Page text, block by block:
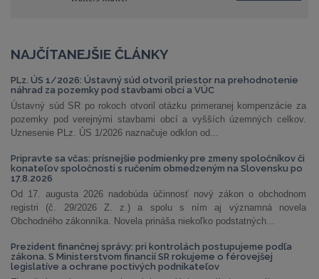
NAJČÍTANEJŠIE ČLÁNKY
PLz. ÚS 1/2026: Ústavný súd otvoril priestor na prehodnotenie
náhrad za pozemky pod stavbami obcí a VÚC
Ústavný súd SR po rokoch otvoril otázku primeranej kompenzácie za
pozemky pod verejnými stavbami obcí a vyšších územných celkov.
Uznesenie PLz. ÚS 1/2026 naznačuje odklon od...
Pripravte sa včas: prísnejšie podmienky pre zmeny spoločníkov či
konateľov spoločnosti s ručením obmedzeným na Slovensku po
17.8.2026
Od 17. augusta 2026 nadobúda účinnosť nový zákon o obchodnom
registri (č. 29/2026 Z. z.) a spolu s ním aj významná novela
Obchodného zákonníka. Novela prináša niekoľko podstatných...
Prezident finančnej správy: pri kontrolách postupujeme podľa
zákona. S Ministerstvom financií SR rokujeme o férovejšej
legislatíve a ochrane poctivých podnikateľov